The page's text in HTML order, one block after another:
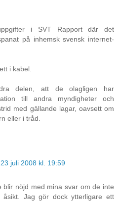
i SVT Rapport där det
på inhemsk svensk internet-
i kabel.
delen, att de olagligen har
till andra myndigheter och
med gällande lagar, oavsett om
eller i tråd.
23 juli 2008 kl. 19:59
blir nöjd med mina svar om de inte
åsikt. Jag gör dock ytterligare ett